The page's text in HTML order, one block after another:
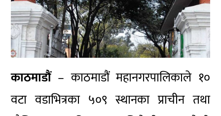
काठमाडौं– काठमाडौं महानगरपालिकाले १०
वटा वडाभित्रका ५०९ स्थानका प्राचीन तथा